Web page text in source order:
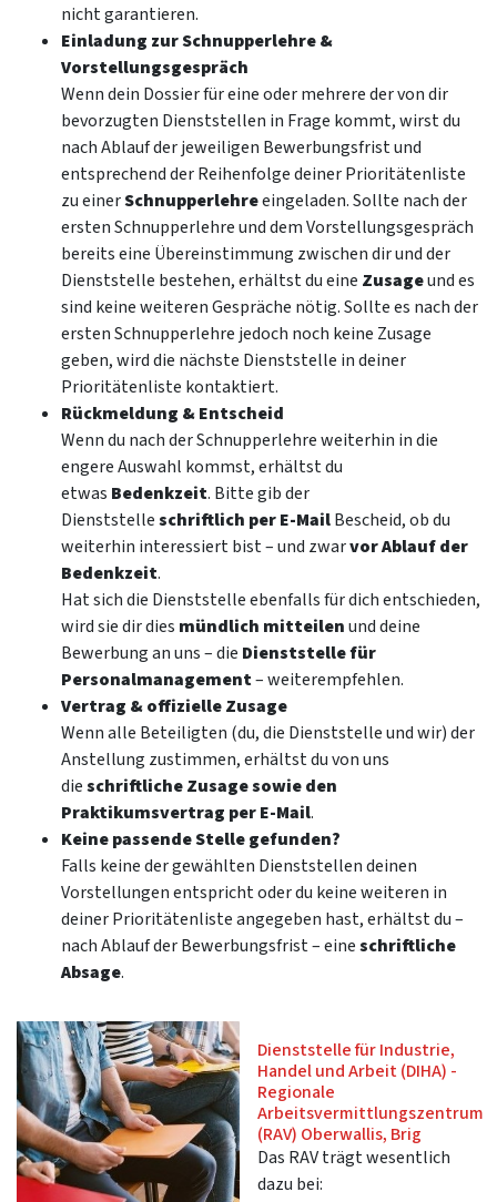
nicht garantieren.
Einladung zur Schnupperlehre &
Vorstellungsgespräch
Wenn dein Dossier für eine oder mehrere der von dir
bevorzugten Dienststellen in Frage kommt, wirst du
nach Ablauf der jeweiligen Bewerbungsfrist und
entsprechend der Reihenfolge deiner Prioritätenliste
zu einerSchnupperlehreeingeladen. Sollte nach der
ersten Schnupperlehre und dem Vorstellungsgespräch
bereits eine Übereinstimmung zwischen dir und der
Dienststelle bestehen, erhältst du eine Zusageund es
sind keine weiteren Gespräche nötig. Sollte es nach der
ersten Schnupperlehre jedoch noch keine Zusage
geben, wird die nächste Dienststelle in deiner
Prioritätenliste kontaktiert.
Rückmeldung & Entscheid
Wenn du nach der Schnupperlehre weiterhin in die
engere Auswahl kommst, erhältst du
etwas Bedenkzeit. Bitte gib der
Dienststelleschriftlich per E-MailBescheid, ob du
weiterhin interessiert bist – und zwarvor Ablauf der
Bedenkzeit.
Hat sich die Dienststelle ebenfalls für dich entschieden,
wird sie dir dies mündlich mitteilenund deine
Bewerbung an uns – die Dienststelle für
Personalmanagement– weiterempfehlen.
Vertrag & offizielle Zusage
Wenn alle Beteiligten (du, die Dienststelle und wir) der
Anstellung zustimmen, erhältst du von uns
dieschriftliche Zusage sowie den
Praktikumsvertrag per E-Mail.
Keine passende Stelle gefunden?
Falls keine der gewählten Dienststellen deinen
Vorstellungen entspricht oder du keine weiteren in
deiner Prioritätenliste angegeben hast, erhältst du –
nach Ablauf der Bewerbungsfrist – eineschriftliche
Absage.
Dienststelle für Industrie,
Handel und Arbeit (DIHA) -
Regionale
Arbeitsvermittlungszentrum
(RAV) Oberwallis, Brig
Das RAV trägt wesentlich
dazu bei: